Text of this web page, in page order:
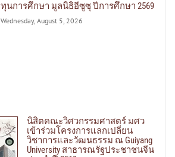
ทุนการศึกษา มูลนิธิอีซูซุ ปีการศึกษา 2569
Wednesday, August 5, 2026
นิสิตคณะวิศวกรรมศาสตร์ มศว
เข้าร่วมโครงการแลกเปลี่ยน
วิชาการและวัฒนธรรม ณ Guiyang
University สาธารณรัฐประชาชนจีน